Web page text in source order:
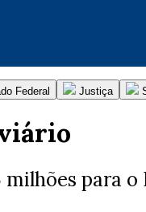
Federal Justiça
milhões para o